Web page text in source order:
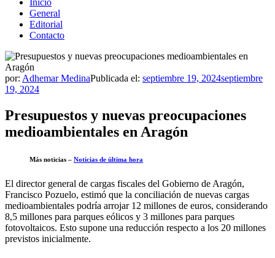
Inicio
General
Editorial
Contacto
por: Adhemar MedinaPublicada el: septiembre 19, 2024septiembre
19, 2024
Presupuestos y nuevas preocupaciones
medioambientales en Aragón
Más noticias – Noticias de última hora
El director general de cargas fiscales del Gobierno de Aragón,
Francisco Pozuelo, estimó que la conciliación de nuevas cargas
medioambientales podría arrojar 12 millones de euros, considerando
8,5 millones para parques eólicos y 3 millones para parques
fotovoltaicos. Esto supone una reducción respecto a los 20 millones
previstos inicialmente.